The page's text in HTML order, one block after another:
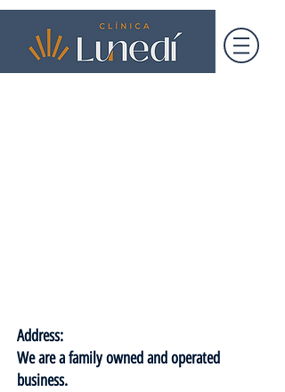
Address:
We are a family owned and operated
business.